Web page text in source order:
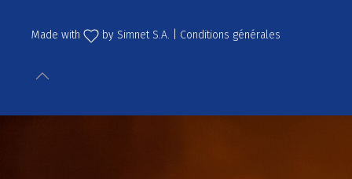
Made with by Simnet S.A. Conditions générales